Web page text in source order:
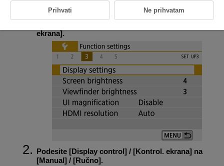
ekrana].
Podesite [Display control] / [Kontrol. ekrana] na
[Manual] / [Ručno].
Prihvati Ne prihvatam